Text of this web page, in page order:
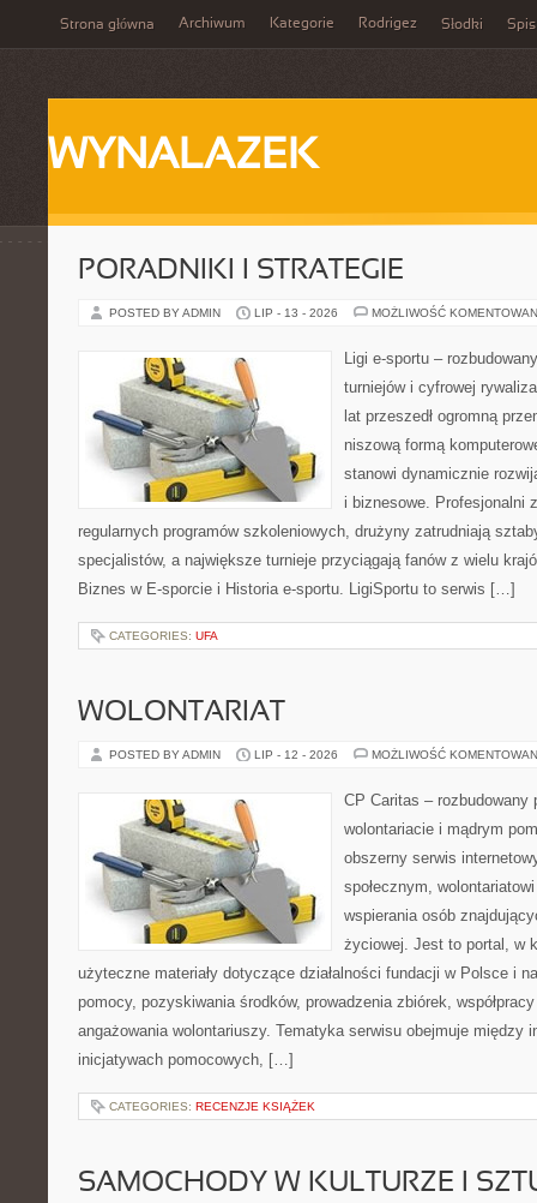
Strona główna Archiwum Kategorie Rodrigez Słodki Spis
WYNALAZEK
PORADNIKI I STRATEGIE
POSTED BY ADMIN LIP - 13 - 2026 MOŻLIWOŚĆ
Ligi e-sportu –
turniejów i cyfrowej
lat przeszedł ogromną
niszową formą
stanowi dynamicznie
i biznesowe. Profesjonalni
regularnych programów szkoleniowych, drużyny zatrudniają
specjalistów, a największe turnieje przyciągają fanów z wielu
Biznes w E-sporcie i Historia e-sportu. LigiSportu to serwis […]
CATEGORIES: UFA
WOLONTARIAT
POSTED BY ADMIN LIP - 12 - 2026 MOŻLIWOŚĆ
CP Caritas – rozbudowany
wolontariacie i mądrym
obszerny serwis
społecznym,
wspierania osób
życiowej. Jest to portal, w
użyteczne materiały dotyczące działalności fundacji w Polsce i
pomocy, pozyskiwania środków, prowadzenia zbiórek,
angażowania wolontariuszy. Tematyka serwisu obejmuje między
inicjatywach pomocowych, […]
CATEGORIES: RECENZJE KSIĄŻEK
SAMOCHODY W KULTURZE I